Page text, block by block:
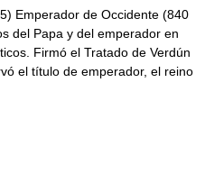
Emperador de Occidente (840
del Papa y del emperador en
Firmó el Tratado de Verdún
el título de emperador, el reino